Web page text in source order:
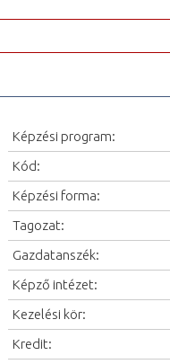
Képzési program:
Kód:
Képzési forma:
Tagozat:
Gazdatanszék:
Képző intézet:
Kezelési kör:
Kredit: